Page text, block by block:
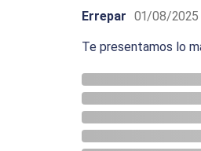
Errepar 01/08/2025
Te presentamos lo